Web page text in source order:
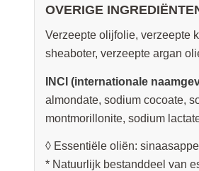
OVERIGE
Verzeepte olijfolie, verzeepte
sheaboter, verzeepte argan
INCI (internationale
almondate, sodium cocoate,
montmorillonite, sodium
◊ Essentiële oliën:
* Natuurlijk bestanddeel van